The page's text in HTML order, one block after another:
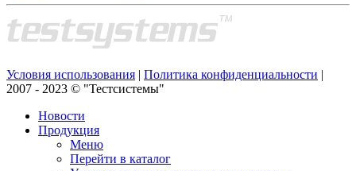
Условия использования | Политика конфиденциальности |
2007 - 2023 © "Тестсистемы"
Новости
Продукция
Меню
Перейти в каталог